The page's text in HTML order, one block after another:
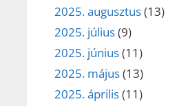
2025. augusztus(13)
2025. július(9)
2025. június(11)
2025. május(13)
2025. április(11)